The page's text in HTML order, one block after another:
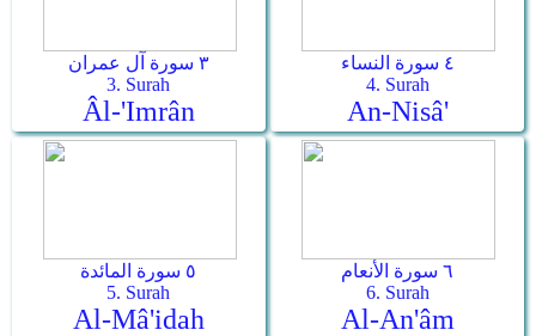
٣ سورة آل عمران
3. Surah
Âl-'Imrân
٤ سورة النساء
4. Surah
An-Nisâ'
٥ سورة المائدة
5. Surah
Al-Mâ'idah
٦ سورة الأنعام
6. Surah
Al-An'âm